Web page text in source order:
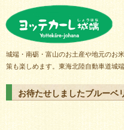
城端・南砺・富山のお土産や地元のお
策も楽しめます。東海北陸自動車道城
お待たせしましたブルーベ